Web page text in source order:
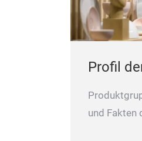
Profil
und Fakten